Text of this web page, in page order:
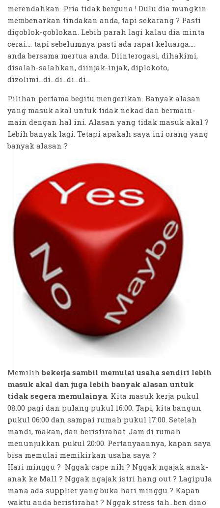
merendahkan. Pria tidak berguna ! Dulu dia mungkin
membenarkan tindakan anda, tapi sekarang ? Pasti
digoblok-goblokan. Lebih parah lagi kalau dia minta
cerai.... tapi sebelumnya pasti ada rapat keluarga....
anda bersama mertua anda. Diinterogasi, dihakimi,
disalah-salahkan, diinjak-injak, diplokoto,
dizolimi...di...di...di...di...
Pilihan pertama begitu mengerikan. Banyak alasan
yang masuk akal untuk tidak nekad dan bermain-
main dengan hal ini. Alasan yang tidak masuk akal ?
Lebih banyak lagi. Tetapi apakah saya ini orang yang
banyak alasan ?
Memilih bekerja sambil memulai usaha sendiri lebih
masuk akal dan juga lebih banyak alasan untuk
tidak segera memulainya. Kita masuk kerja pukul
08:00 pagi dan pulang pukul 16:00. Tapi, kita bangun
pukul 06:00 dan sampai rumah pukul 17:00. Setelah
mandi, makan, dan beristirahat. Jam di rumah
menunjukkan pukul 20:00. Pertanyaannya, kapan saya
bisa memulai memikirkan usaha saya ?
Hari minggu ? Nggak cape nih ? Nggak ngajak anak-
anak ke Mall ? Nggak ngajak istri hang out ? Lagipula
mana ada supplier yang buka hari minggu ? Kapan
waktu anda beristirahat ? Nggak stress tah...ben dino